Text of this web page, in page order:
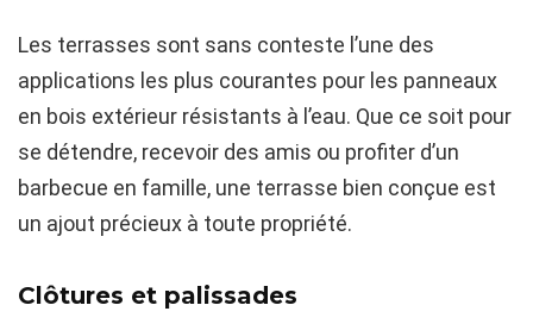
Les terrasses sont sans conteste l’une des
applications les plus courantes pour les panneaux
en bois extérieur résistants à l’eau. Que ce soit pour
se détendre, recevoir des amis ou profiter d’un
barbecue en famille, une terrasse bien conçue est
un ajout précieux à toute propriété.
Clôtures et palissades